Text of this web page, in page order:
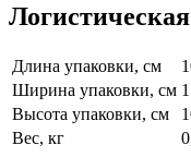
Длина упаковки, см
Ширина упаковки, см
Высота упаковки, см
Вес, кг